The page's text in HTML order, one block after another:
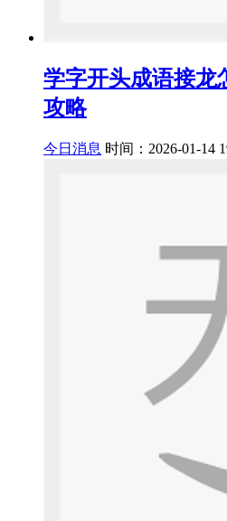
学字开头成语接龙
攻略
今日消息 时间：2026-01-14